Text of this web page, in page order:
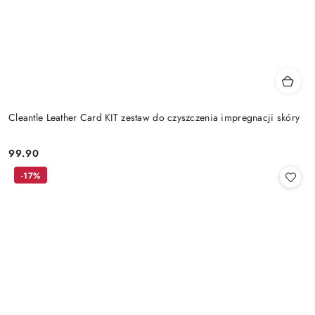
Cleantle Leather Card KIT zestaw do czyszczenia impregnacji skóry
Cena:
99.90
-17%